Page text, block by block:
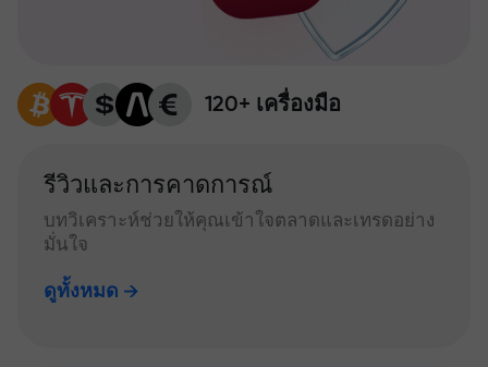
120+ เครื่องมือ
รีวิวและการคาดการณ์
บทวิเคราะห์ช่วยให้คุณเข้าใจตลาดและเทรดอย่าง
มั่นใจ
ดูทั้งหมด